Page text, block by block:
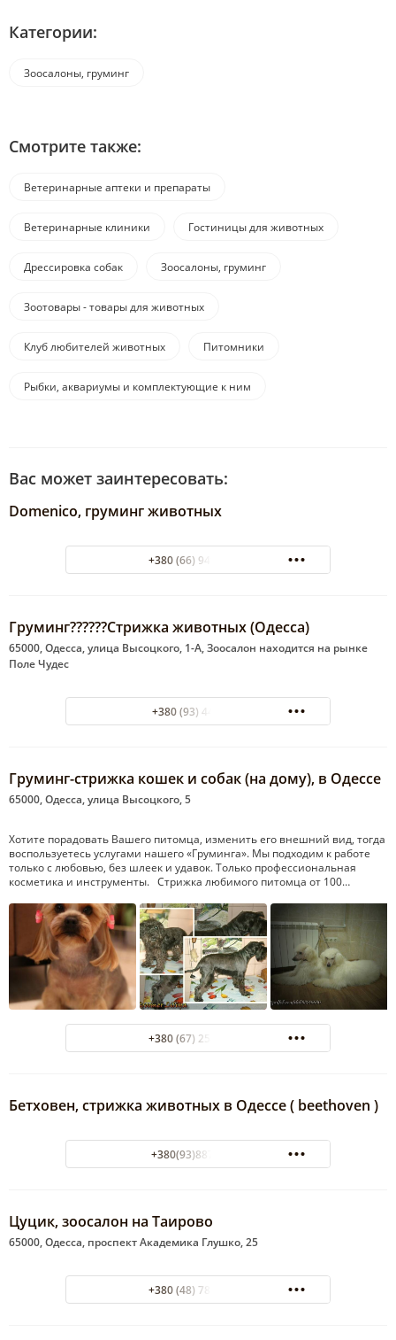
Категории:
Зоосалоны, груминг
Смотрите также:
Ветеринарные аптеки и препараты
Ветеринарные клиники Гостиницы для животных
Дрессировка собак Зоосалоны, груминг
Зоотовары - товары для животных
Клуб любителей животных Питомники
Рыбки, аквариумы и комплектующие к ним
Вас может заинтересовать:
Domenico, груминг животных
+380 (66) 949-71-79
Груминг??????Стрижка животных (Одесса)
65000, Одесса, улица Высоцкого, 1-А, Зоосалон находится на рынке
Поле Чудес
+380 (93) 4402239
Груминг-стрижка кошек и собак (на дому), в Одессе
65000, Одесса, улица Высоцкого, 5
Хотите порадовать Вашего питомца, изменить его внешний вид, тогда
воспользуетесь услугами нашего «Груминга». Мы подходим к работе
только с любовью, без шлеек и удавок. Только профессиональная
косметика и инструменты. Стрижка любимого питомца от 100…
+380 (67) 254-46-53
Бетховен, стрижка животных в Одессе ( beethoven )
+380(93)887-37-37
Цуцик, зоосалон на Таирово
65000, Одесса, проспект Академика Глушко, 25
+380 (48) 789-05-61